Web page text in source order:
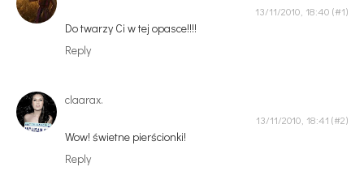
13/11/2010, 18:40
Do twarzy Ci w tej opasce!!!!
Reply
claarax.
13/11/2010, 18:41
Wow! świetne pierścionki!
Reply